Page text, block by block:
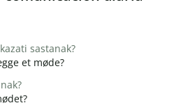
sastanak?
et møde?